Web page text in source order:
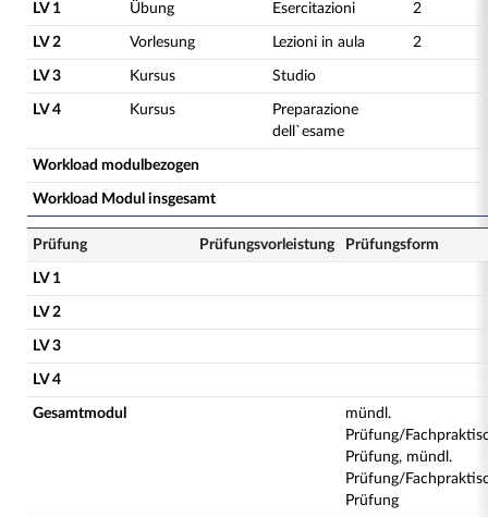
LV 1 Übung Esercitazioni 2
LV 2 Vorlesung Lezioni in aula 2
LV 3 Kursus Studio
LV 4 Kursus
Preparazione
dell`esame
Workload modulbezogen
Workload Modul insgesamt
Prüfung Prüfungsvorleistung Prüfungsform
LV 1
LV 2
LV 3
LV 4
Gesamtmodul
mündl.
Prüfung/
Prüfung, mündl.
Prüfung/
Prüfung